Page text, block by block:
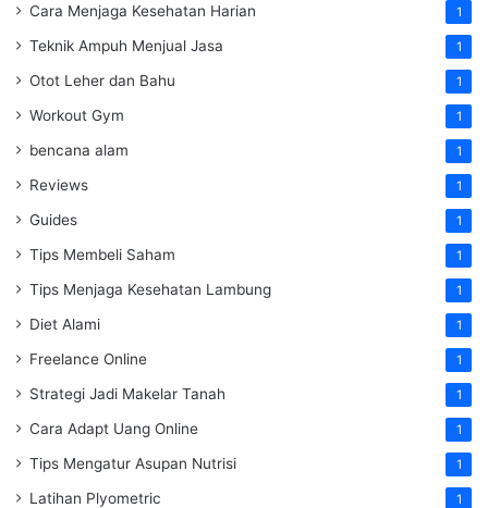
Cara Menjaga Kesehatan Harian 1
Teknik Ampuh Menjual Jasa 1
Otot Leher dan Bahu 1
Workout Gym 1
bencana alam 1
Reviews 1
Guides 1
Tips Membeli Saham 1
Tips Menjaga Kesehatan Lambung 1
Diet Alami 1
Freelance Online 1
Strategi Jadi Makelar Tanah 1
Cara Adapt Uang Online 1
Tips Mengatur Asupan Nutrisi 1
Latihan Plyometric 1